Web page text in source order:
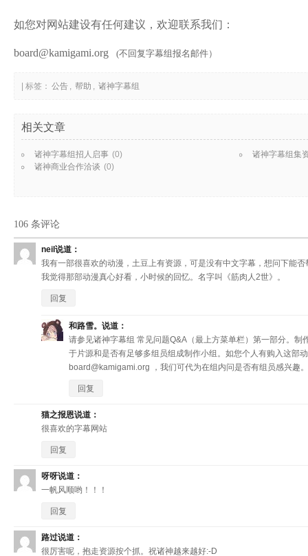
如您对网站建设有任何建议，欢迎联系我们：
board@kamigami.org (不回复字幕组报名邮件）
| 标签： 公告 , 帮助 , 诸神字幕组
相关文章
诸神字幕组招人启事 (0)
诸神字幕组集
诸神商业合作洽谈 (0)
106 条评论
neil 说道：
我有一部很喜欢的动漫，土豆上有资源，可是没有中文字幕，想问下能
我觉得那部动漫真心好看，小时候的回忆。名字叫《筋肉人2世》。
回复
和路雪。 说道：
请参见诸神字幕组 常见问题Q&A（最上方菜单栏）第一部分。制
于片源和是否有足够多组员组成制作小组。如您个人有购入这部
board@kamigami.org ，我们可代为在组内问是否有组员感兴趣。
回复
猫之报恩说道：
很喜欢的字幕网站
回复
呀呀说道：
一帆风顺哟！！！
回复
路过说道：
很厉害呢，抱走资源按个抓。祝诸神越来越好:-D